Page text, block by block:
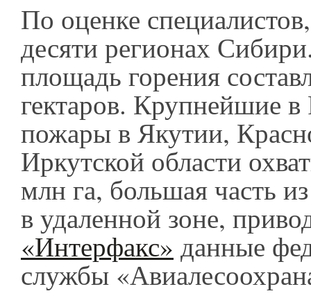
По оценке
десяти регионах
площадь горения
гектаров. Крупнейшие
пожары в Якутии,
Иркутской области
млн га, большая часть
в удаленной зоне,
«Интерфакс» данные
службы